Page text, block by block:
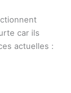
car ils
actuelles :